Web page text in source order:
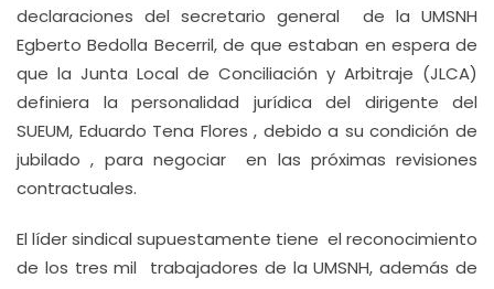
declaraciones del secretario general de la UMSNH
Egberto Bedolla Becerril, de que estaban en espera de
que la Junta Local de Conciliación y Arbitraje (JLCA)
definiera la personalidad jurídica del dirigente del
SUEUM, Eduardo Tena Flores , debido a su condición de
jubilado , para negociar en las próximas revisiones
contractuales.
El líder sindical supuestamente tiene el reconocimiento
de los tres mil trabajadores de la UMSNH, además de